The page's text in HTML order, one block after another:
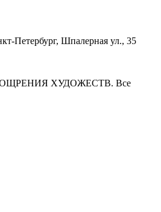
Петербург, Шпалерная ул., 35
ХУДОЖЕСТВ. Все